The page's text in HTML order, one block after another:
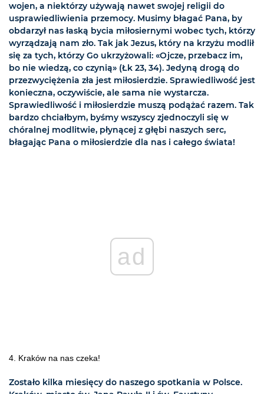
wojen, a niektórzy używają nawet swojej religii do
usprawiedliwienia przemocy. Musimy błagać Pana, by
obdarzył nas łaską bycia miłosiernymi wobec tych, którzy
wyrządzają nam zło. Tak jak Jezus, który na krzyżu modlił
się za tych, którzy Go ukrzyżowali: «Ojcze, przebacz im,
bo nie wiedzą, co czynią» (Łk 23, 34). Jedyną drogą do
przezwyciężenia zła jest miłosierdzie. Sprawiedliwość jest
konieczna, oczywiście, ale sama nie wystarcza.
Sprawiedliwość i miłosierdzie muszą podążać razem. Tak
bardzo chciałbym, byśmy wszyscy zjednoczyli się w
chóralnej modlitwie, płynącej z głębi naszych serc,
błagając Pana o miłosierdzie dla nas i całego świata!
ad
4. Kraków na nas czeka!
Zostało kilka miesięcy do naszego spotkania w Polsce.